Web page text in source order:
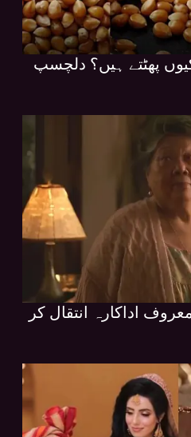
پھٹتے ہیں؟ دلچسپ
اداکارہ انتقال کر